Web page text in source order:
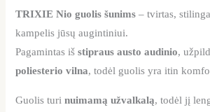
TRIXIE Nio guolis šunims – tvirtas,
kampelis jūsų augintiniui.
Pagamintas išstipraus austo audinio,
poliesterio vilna, todėl guolis yra itin
Guolis turinuimamą užvalkalą, todėl jį